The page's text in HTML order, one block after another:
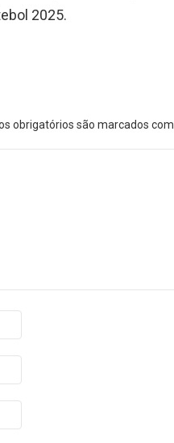
2025.
obrigatórios são marcados com